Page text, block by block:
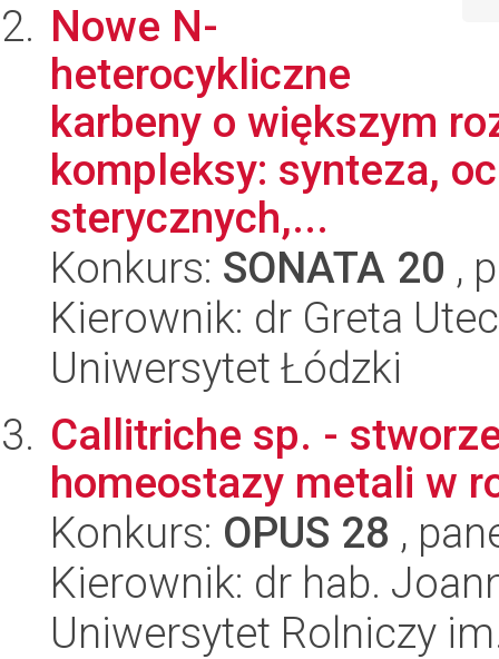
Nowe N-
heterocykliczne
karbeny o większym
kompleksy: synteza,
sterycznych,...
Konkurs: SONATA 20 ,
Kierownik: dr Greta
Uniwersytet Łódzki
Callitriche sp. -
homeostazy metali w
Konkurs: OPUS 28 ,
Kierownik: dr hab.
Uniwersytet Rolniczy